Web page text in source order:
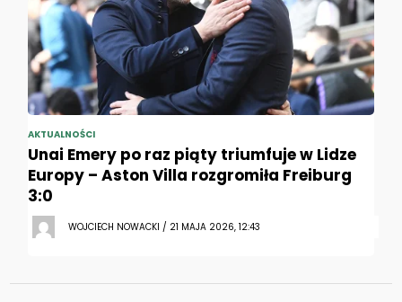
AKTUALNOŚCI
Unai Emery po raz piąty triumfuje w Lidze
Europy – Aston Villa rozgromiła Freiburg
3:0
WOJCIECH NOWACKI / 21 MAJA 2026, 12:43